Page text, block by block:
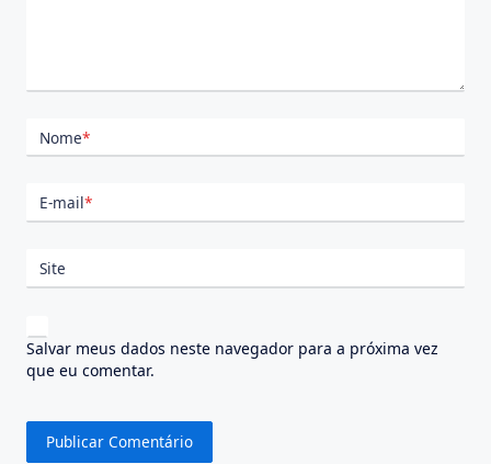
Nome*
E-mail*
Site
Salvar meus dados neste navegador para a próxima vez
que eu comentar.